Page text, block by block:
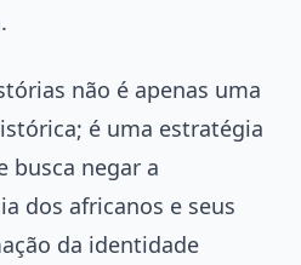
não é apenas uma
é uma estratégia
busca negar a
dos africanos e seus
da identidade